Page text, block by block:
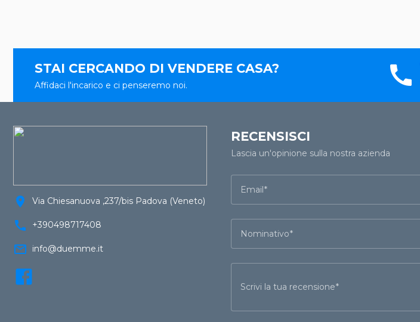
STAI CERCANDO DI VENDERE CASA?
Affidaci l'incarico e ci penseremo noi. call
location_on Via Chiesanuova ,237/bis Padova (Veneto)
call +390498717408
mail_outline info@duemme.it
RECENSISCI
Lascia un'opinione sulla nostra azienda
Email
Nominativo
Scrivi la tua recensione